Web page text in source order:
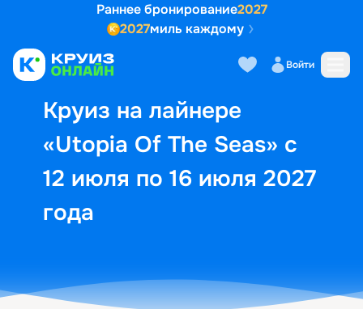
Раннее бронирование2027
2027миль каждому
Войти
Круиз на лайнере
«Utopia Of The Seas» с
12 июля по 16 июля 2027
года
Выбор кают Маршрут и